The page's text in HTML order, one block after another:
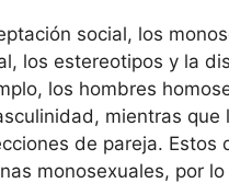
social, los
los estereotipos y la
los hombres
mientras que
de pareja.
monosexuales, por